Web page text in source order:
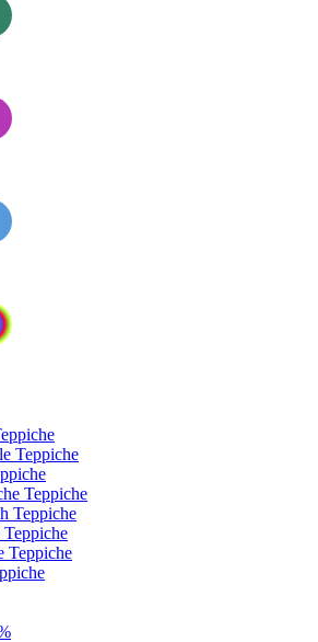
Teppiche
Teppiche
Teppiche
Teppiche
Teppiche